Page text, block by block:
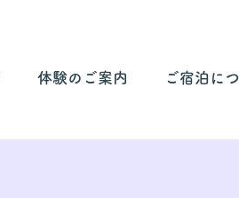
体験のご案内 ご宿泊に